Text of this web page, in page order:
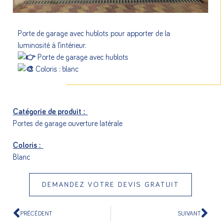
Porte de garage avec hublots pour apporter de la
luminosité à l’intérieur.
Porte de garage avec hublots
Coloris : blanc
Catégorie de produit :
Portes de garage ouverture latérale
Coloris :
Blanc
DEMANDEZ VOTRE DEVIS GRATUIT
PRÉCÉDENT SUIVANT